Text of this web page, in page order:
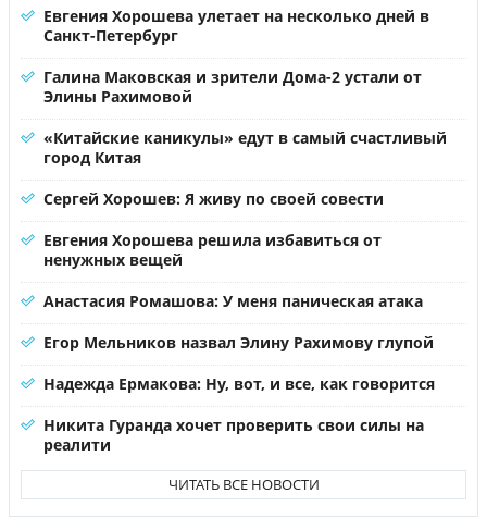
Евгения Хорошева улетает на несколько дней в
Санкт-Петербург
Галина Маковская и зрители Дома-2 устали от
Элины Рахимовой
«Китайские каникулы» едут в самый счастливый
город Китая
Сергей Хорошев: Я живу по своей совести
Евгения Хорошева решила избавиться от
ненужных вещей
Анастасия Ромашова: У меня паническая атака
Егор Мельников назвал Элину Рахимову глупой
Надежда Ермакова: Ну, вот, и все, как говорится
Никита Гуранда хочет проверить свои силы на
реалити
ЧИТАТЬ ВСЕ НОВОСТИ